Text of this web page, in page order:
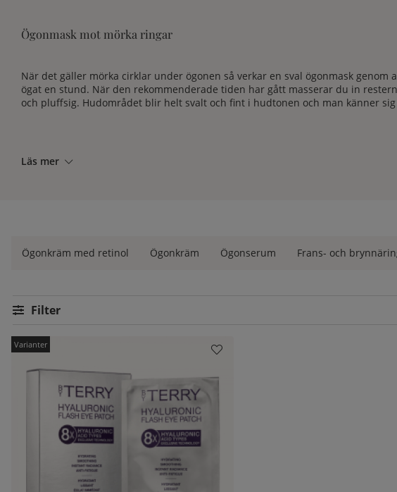
Ögonmask mot mörka ringar
När det gäller mörka cirklar under ögonen så verkar en sval ögonmask
ögat en stund. När den rekommenderade tiden har gått masserar du in
och pluffsig. Hudområdet blir helt svalt och fint i hudtonen och man känner
Läs mer
Ögonkräm med retinol Ögonkräm Ögonserum Frans- och
Filtrera
Produkter